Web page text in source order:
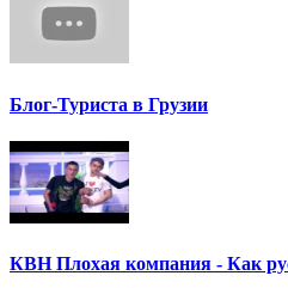
Блог-Туриста в Грузии
КВН Плохая компания - Как